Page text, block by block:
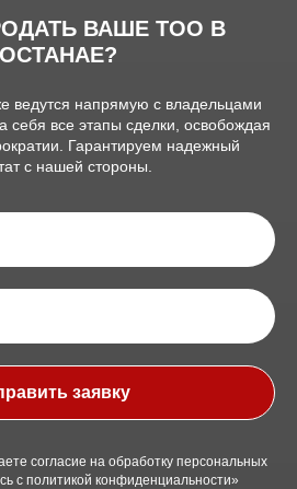
ВАШЕ ТОО В
ведутся напрямую с владельцами
все этапы сделки, освобождая
Гарантируем надежный
с нашей стороны.
заявку
согласие на обработку персональных
c политикой конфиденциальности»